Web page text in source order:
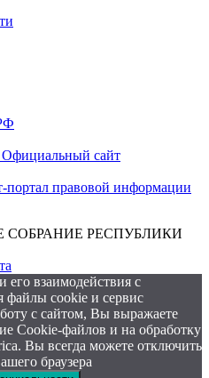
сайт
правовой информации
СОБРАНИЕ РЕСПУБЛИКИ
его взаимодействия с
файлы cookie и сервис
с сайтом, Вы выражаете
Cookie-файлов и на обработку
Вы всегда можете отключить
браузера